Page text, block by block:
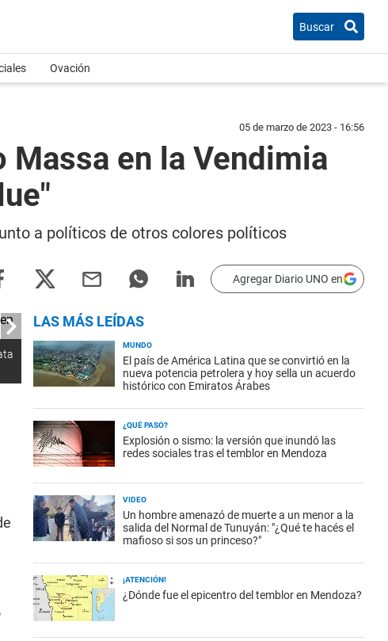
Buscar
Ovación
05 de marzo de 2023 - 16:56
en la Vendimia
a políticos de otros colores políticos
Agregar Diario UNO en
LAS MÁS LEÍDAS
MUNDO
El país de América Latina que se convirtió en la
nueva potencia petrolera y hoy sella un acuerdo
histórico con Emiratos Árabes
¿QUÉ PASÓ?
Explosión o sismo: la versión que inundó las
redes sociales tras el temblor en Mendoza
VIDEO
Un hombre amenazó de muerte a un menor a la
salida del Normal de Tunuyán: "¿Qué te hacés el
mafioso si sos un princeso?"
¡ATENCIÓN!
¿Dónde fue el epicentro del temblor en Mendoza?